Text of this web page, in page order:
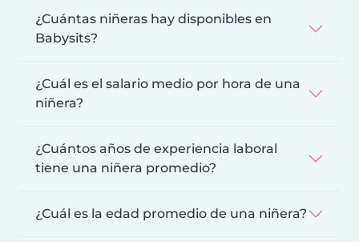
¿Cuántas niñeras hay disponibles en
Babysits?
¿Cuál es el salario medio por hora de una
niñera?
¿Cuántos años de experiencia laboral
tiene una niñera promedio?
¿Cuál es la edad promedio de una niñera?